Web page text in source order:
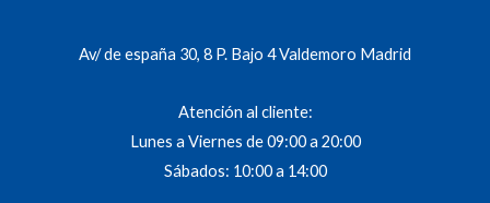
Av/ de españa 30, 8 P. Bajo 4 Valdemoro Madrid
Atención al cliente:
Lunes a Viernes de 09:00 a 20:00
Sábados: 10:00 a 14:00